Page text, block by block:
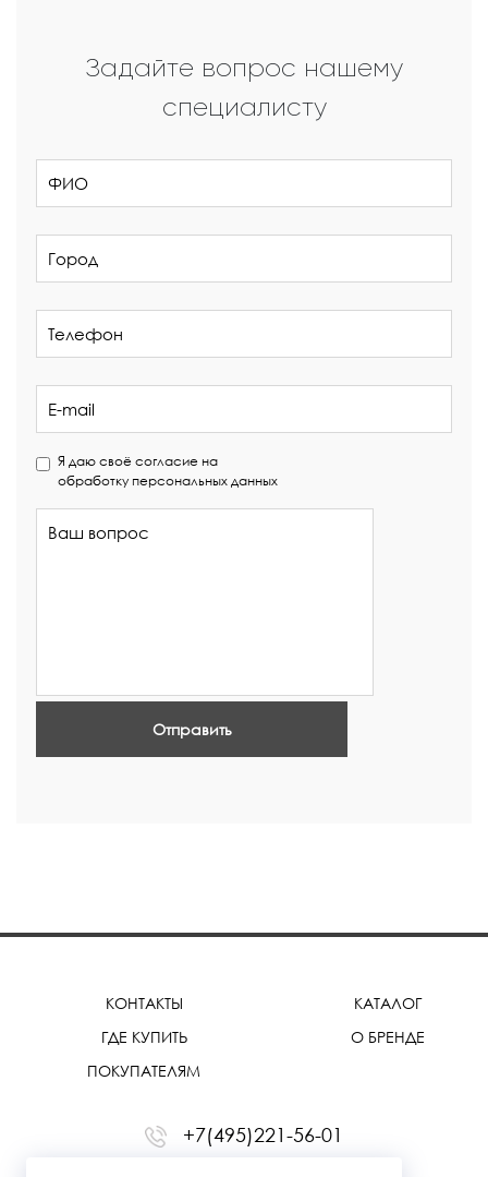
Задайте вопрос нашему
специалисту
Я даю своё согласие на
обработку персональных данных
Отправить
КОНТАКТЫ
ГДЕ КУПИТЬ
ПОКУПАТЕЛЯМ
КАТАЛОГ
О БРЕНДЕ
+7(495)221-56-01